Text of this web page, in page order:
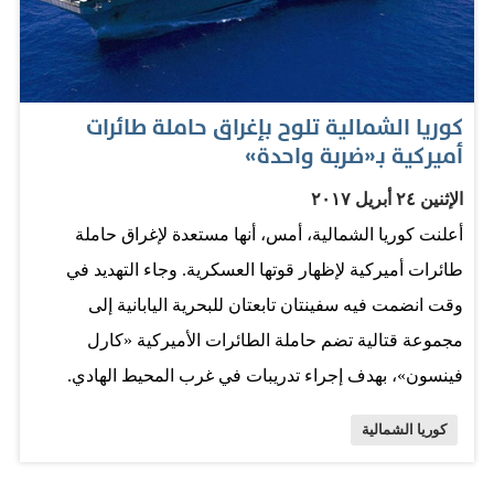
العقوبات. وكان هذا المسؤول يتحدث قبل الإعلان عن إجراء
تجربة إطلاق الصاروخ البالستي الجديدة. وقال متحدث باسم
الكرملين على هامش زيارة للرئيس الروسي فلاديمير بوتين
إلى بكين إن بوتين قلق إزاء التجربة الصاروخية التي أجرتها
كوريا الشمالية اليوم الأحد منذ انتخاب الرئيس الكوري الجنوبي
مون جاي-إن الذي اعتبر هذه الخطوة «استفزازًا متهوراً».
المصدر: الاتحاد
كوريا الشمالية تلوح بإغراق حاملة طائرات
أميركية بـ«ضربة واحدة»
الإثنين ٢٤ أبريل ٢٠١٧
أعلنت كوريا الشمالية، أمس، أنها مستعدة لإغراق حاملة
طائرات أميركية لإظهار قوتها العسكرية. وجاء التهديد في
وقت انضمت فيه سفينتان تابعتان للبحرية اليابانية إلى
مجموعة قتالية تضم حاملة الطائرات الأميركية «كارل
فينسون»، بهدف إجراء تدريبات في غرب المحيط الهادي.
كوريا الشمالية